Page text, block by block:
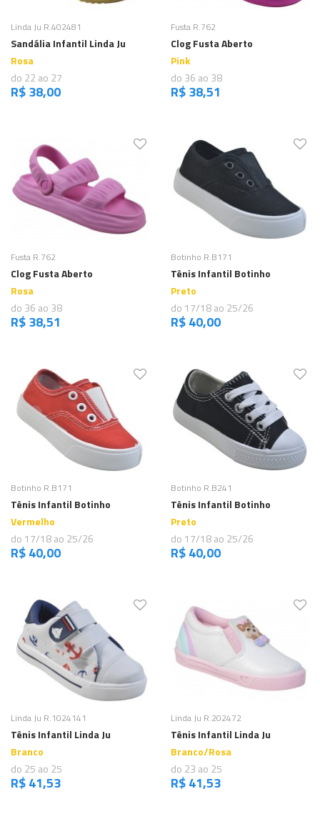
Comprar
Linda Ju R.402481
Sandália Infantil Linda Ju
Rosa
do 22 ao 27
R$ 38,00
Comprar
Fusta R.762
Clog Fusta Aberto
Pink
do 36 ao 38
R$ 38,51
Comprar
Fusta R.762
Clog Fusta Aberto
Rosa
do 36 ao 38
R$ 38,51
Comprar
Botinho R.B171
Tênis Infantil Botinho
Preto
do 17/18 ao 25/26
R$ 40,00
Comprar
Botinho R.B171
Tênis Infantil Botinho
Vermelho
do 17/18 ao 25/26
R$ 40,00
Comprar
Botinho R.B241
Tênis Infantil Botinho
Preto
do 17/18 ao 25/26
R$ 40,00
Comprar
Linda Ju R.1024141
Tênis Infantil Linda Ju
Branco
do 25 ao 25
R$ 41,53
Comprar
Linda Ju R.202472
Tênis Infantil Linda Ju
Branco/Rosa
do 23 ao 25
R$ 41,53